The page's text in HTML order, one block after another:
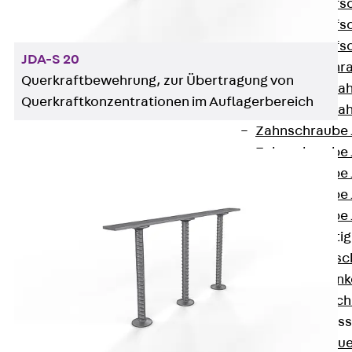
Zahnschraube
Zahnschraube
Zahnschraube
Zahnschraube
Zahnschraube
JDA-S 20
Querkraftbewehrung, zur Übertragung von
Querkraftkonzentrationen im Auflagerbereich